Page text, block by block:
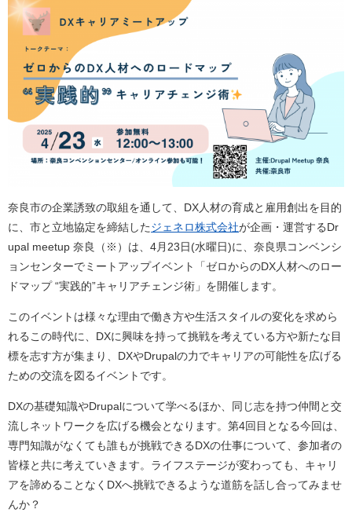
奈良市の企業誘致の取組を通して、DX人材の育成と雇用創出を目的
に、市と立地協定を締結したジェネロ株式会社が企画・運営するDr
upal meetup 奈良（※）は、4月23日(水曜日)に、奈良県コンベンシ
ョンセンターでミートアップイベント「ゼロからのDX人材へのロー
ドマップ “実践的”キャリアチェンジ術」を開催します。
このイベントは様々な理由で働き方や生活スタイルの変化を求めら
れるこの時代に、DXに興味を持って挑戦を考えている方や新たな目
標を志す方が集まり、DXやDrupalの力でキャリアの可能性を広げる
ための交流を図るイベントです。
DXの基礎知識やDrupalについて学べるほか、同じ志を持つ仲間と交
流しネットワークを広げる機会となります。第4回目となる今回は、
専門知識がなくても誰もが挑戦できるDXの仕事について、参加者の
皆様と共に考えていきます。ライフステージが変わっても、キャリ
アを諦めることなくDXへ挑戦できるような道筋を話し合ってみませ
んか？